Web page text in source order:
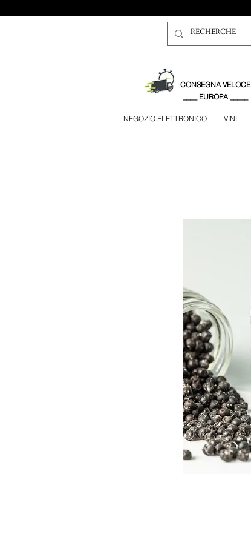
CONSEGNA VELOCE
____ EUROPA _____
NEGOZIO ELETTRONICO VINI